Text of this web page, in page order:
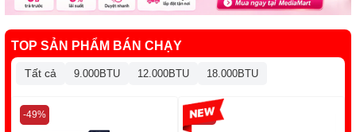
TOP SẢN PHẨM BÁN CHẠY
Tất cả 9.000BTU 12.000BTU 18.000BTU
-49% -13%